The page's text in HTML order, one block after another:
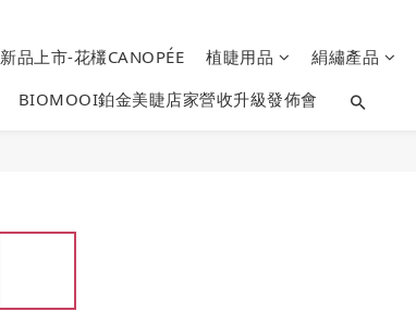
新品上市-花欉CANOPÉE 植睫用品 絹繡產品
BIOMOOI鉑金美睫店家營收升級發佈會